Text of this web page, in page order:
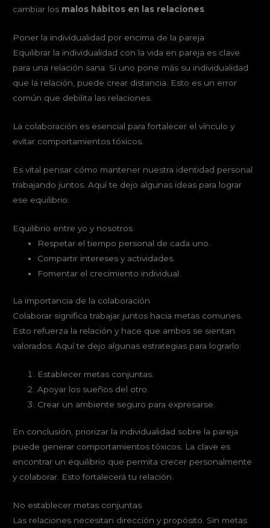
cambiar los malos hábitos en las relaciones
Poner la individualidad por encima de la pareja
Equilibrar la individualidad con la vida en pareja es clave
para una relación sana. Si uno pone más su individualidad
que la relación, puede crear distancia. Esto es un error
común que debilita las relaciones.
La colaboración es esencial para fortalecer el vínculo y
evitar comportamientos tóxicos.
Es vital pensar cómo mantener nuestra identidad personal
trabajando juntos. Aquí te dejo algunas ideas para lograr
ese equilibrio:
Equilibrio entre yo y nosotros
Respetar el tiempo personal de cada uno.
Compartir intereses y actividades.
Fomentar el crecimiento individual.
La importancia de la colaboración
Colaborar significa trabajar juntos hacia metas comunes.
Esto refuerza la relación y hace que ambos se sientan
valorados. Aquí te dejo algunas estrategias para lograrlo:
Establecer metas conjuntas.
Apoyar los sueños del otro.
Crear un ambiente seguro para expresarse.
En conclusión, priorizar la individualidad sobre la pareja
puede generar comportamientos tóxicos. La clave es
encontrar un equilibrio que permita crecer personalmente
y colaborar. Esto fortalecerá tu relación.
No establecer metas conjuntas
Las relaciones necesitan dirección y propósito. Sin metas